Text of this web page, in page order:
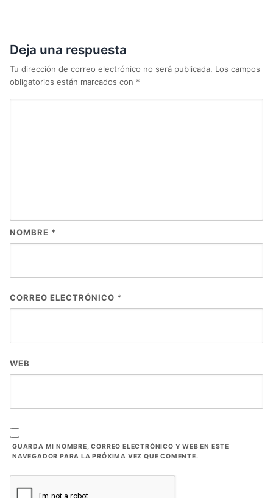
Deja una respuesta
Tu dirección de correo electrónico no será publicada. Los campos
obligatorios están marcados con *
NOMBRE *
CORREO ELECTRÓNICO *
WEB
GUARDA MI NOMBRE, CORREO ELECTRÓNICO Y WEB EN ESTE
NAVEGADOR PARA LA PRÓXIMA VEZ QUE COMENTE.